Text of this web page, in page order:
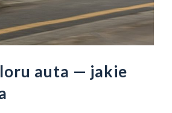
auta — jakie